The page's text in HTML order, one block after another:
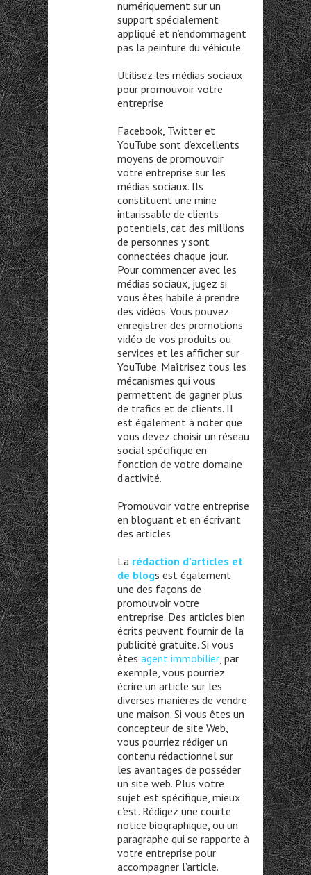
numériquement sur un
support spécialement
appliqué et n’endommagent
pas la peinture du véhicule.
Utilisez les médias sociaux
pour promouvoir votre
entreprise
Facebook, Twitter et
YouTube sont d’excellents
moyens de promouvoir
votre entreprise sur les
médias sociaux. Ils
constituent une mine
intarissable de clients
potentiels, cat des millions
de personnes y sont
connectées chaque jour.
Pour commencer avec les
médias sociaux, jugez si
vous êtes habile à prendre
des vidéos. Vous pouvez
enregistrer des promotions
vidéo de vos produits ou
services et les afficher sur
YouTube. Maîtrisez tous les
mécanismes qui vous
permettent de gagner plus
de trafics et de clients. Il
est également à noter que
vous devez choisir un réseau
social spécifique en
fonction de votre domaine
d’activité.
Promouvoir votre entreprise
en bloguant et en écrivant
des articles
La rédaction d’articles et
de blogs est également
une des façons de
promouvoir votre
entreprise. Des articles bien
écrits peuvent fournir de la
publicité gratuite. Si vous
êtes agent immobilier, par
exemple, vous pourriez
écrire un article sur les
diverses manières de vendre
une maison. Si vous êtes un
concepteur de site Web,
vous pourriez rédiger un
contenu rédactionnel sur
les avantages de posséder
un site web. Plus votre
sujet est spécifique, mieux
c’est. Rédigez une courte
notice biographique, ou un
paragraphe qui se rapporte à
votre entreprise pour
accompagner l’article.